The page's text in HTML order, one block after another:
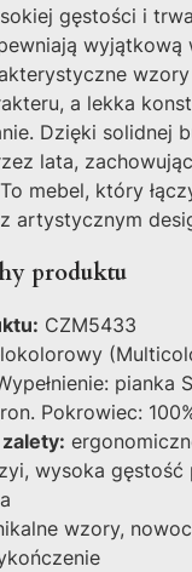
gęstości i
wyjątkową
a lekka
Dzięki solidnej
lata,
mebel, który
artystycznym
produktu
CZM5433
pianka
Pokrowiec:
wysoka gęstość
wzory,